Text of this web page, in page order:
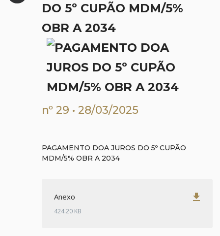
DO 5º CUPÃO MDM/5%
OBR A 2034
nº 29 • 28/03/2025
PAGAMENTO DOA JUROS DO 5º CUPÃO
MDM/5% OBR A 2034
Anexo
424.20 KB
get_app